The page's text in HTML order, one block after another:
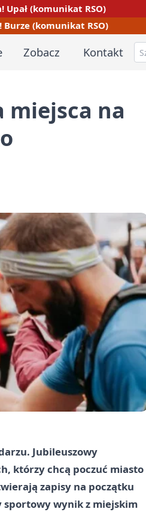
Upał (komunikat RSO)
Burze (komunikat RSO)
Zobacz Kontakt
miejsca na
Jubileuszowy
którzy chcą poczuć miasto
zapisy na początku
sportowy wynik z miejskim